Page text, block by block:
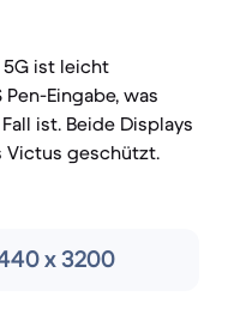
5G ist leicht
Eingabe, was
ist. Beide Displays
Victus geschützt.
x 3200